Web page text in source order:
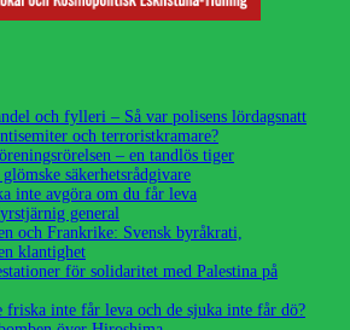
och fylleri – Så var polisens lördagsnatt
och terroristkramare?
– en tandlös tiger
säkerhetsrådgivare
inte avgöra om du får leva
general
och Frankrike: Svensk byråkrati,
klantighet
för solidaritet med Palestina på
friska inte får leva och de sjuka inte får dö?